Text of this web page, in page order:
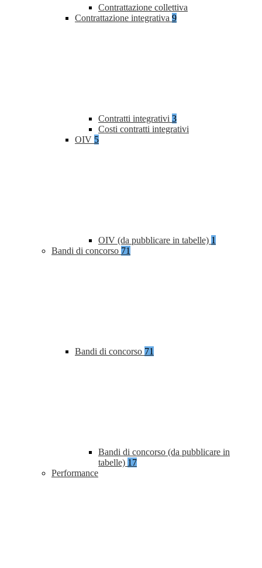
Contrattazione collettiva
Contrattazione integrativa 9
Contratti integrativi 3
Costi contratti integrativi
OIV 5
OIV (da pubblicare in tabelle) 1
Bandi di concorso 71
Bandi di concorso 71
Bandi di concorso (da pubblicare in
tabelle) 17
Performance